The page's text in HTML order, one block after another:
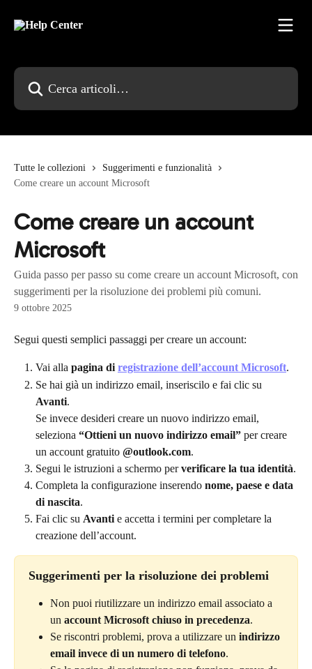
Cerca articoli…
Tutte le collezioni
Suggerimenti e funzionalità
Come creare un account Microsoft
Come creare un account
Microsoft
Guida passo per passo su come creare un account Microsoft, con
suggerimenti per la risoluzione dei problemi più comuni.
9 ottobre 2025
Segui questi semplici passaggi per creare un account:
Vai alla pagina di registrazione dell’account Microsoft.
Se hai già un indirizzo email, inseriscilo e fai clic su
Avanti.
Se invece desideri creare un nuovo indirizzo email,
seleziona “Ottieni un nuovo indirizzo email” per creare
un account gratuito @outlook.com.
Segui le istruzioni a schermo per verificare la tua identità.
Completa la configurazione inserendo nome, paese e data
di nascita.
Fai clic su Avanti e accetta i termini per completare la
creazione dell’account.
Suggerimenti per la risoluzione dei problemi
Non puoi riutilizzare un indirizzo email associato a
un account Microsoft chiuso in precedenza.
Se riscontri problemi, prova a utilizzare un indirizzo
email invece di un numero di telefono.